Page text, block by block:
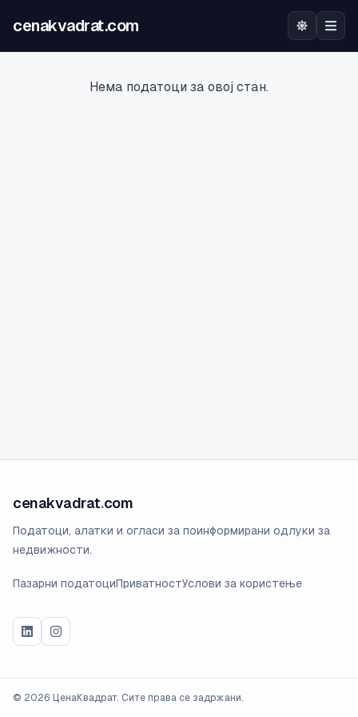
cenakvadrat.com
Нема податоци за овој стан.
cenakvadrat.com
Податоци, алатки и огласи за поинформирани одлуки за
недвижности.
Пазарни податоциПриватностУслови за користење
© 2026 ЦенаКвадрат. Сите права се задржани.